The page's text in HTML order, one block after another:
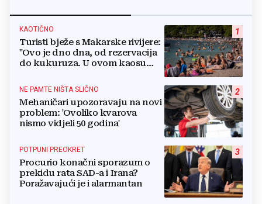
1
KAOTIČNO
Turisti bježe s Makarske rivijere:
"Ovo je dno dna, od rezervacija
do kukuruza. U ovom kaosu
2
NE PAMTE NIŠTA SLIČNO
Mehaničari upozoravaju na novi
problem: 'Ovoliko kvarova
nismo vidjeli 50 godina'
3
POTPUNI PREOKRET
Procurio konačni sporazum o
prekidu rata SAD-a i Irana?
Poražavajući je i alarmantan